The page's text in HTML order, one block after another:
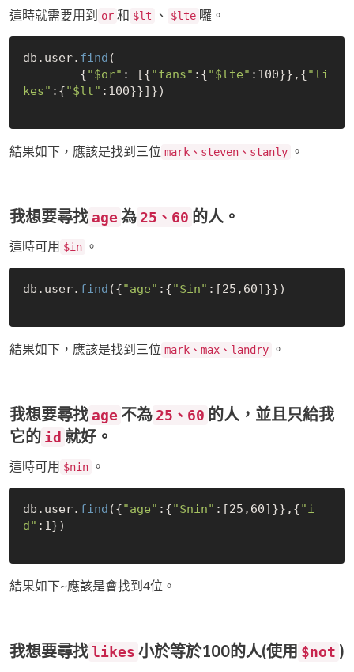
這時就需要用到 or 和 $lt 、 $lte 囉。
db.user. find (
	{
"$or" : [{"fans" :{"$lte" :100}},{"li
kes" :{"$lt" :100}}]})
結果如下，應該是找到三位 mark、steven、stanly 。
我想要尋找age 為 25、60 的人。
這時可用 $in 。
db.user. find ({"age" :{"$in" :[25,60]}})
結果如下，應該是找到三位 mark、max、landry 。
我想要尋找age 不為 25、60 的人，並且只給我
它的 id 就好。
這時可用 $nin 。
db.user. find ({"age" :{"$nin" :[25,60]}},{"i
d" :1})
結果如下~應該是會找到4位。
我想要尋找likes 小於等於100的人(使用 $not )